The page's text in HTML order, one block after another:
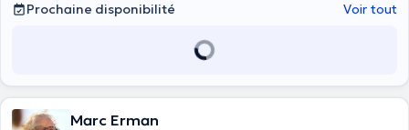
Prochaine disponibilité Voir tout
Marc Erman